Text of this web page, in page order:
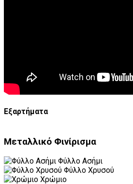
Εξαρτήματα
Μεταλλικό Φινίρισμα
Φύλλο Ασήμι
Φύλλο Χρυσού
Χρώμιο